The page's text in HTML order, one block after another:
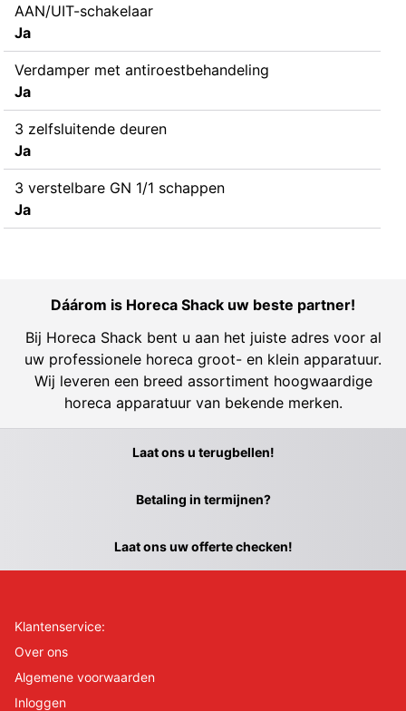
AAN/UIT-schakelaar
Ja
Verdamper met antiroestbehandeling
Ja
3 zelfsluitende deuren
Ja
3 verstelbare GN 1/1 schappen
Ja
Dáárom is Horeca Shack uw beste partner!
Bij Horeca Shack bent u aan het juiste adres voor al
uw professionele horeca groot- en klein apparatuur.
Wij leveren een breed assortiment hoogwaardige
horeca apparatuur van bekende merken.
Laat ons u terugbellen!
Betaling in termijnen?
Laat ons uw offerte checken!
Klantenservice:
Over ons
Algemene voorwaarden
Inloggen